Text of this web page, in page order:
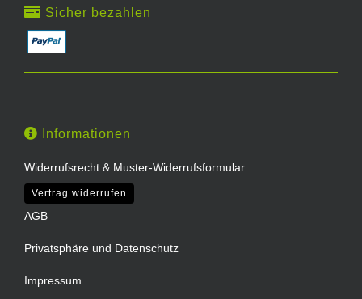
Sicher bezahlen
Informationen
Widerrufsrecht & Muster-Widerrufsformular
Vertrag widerrufen
AGB
Privatsphäre und Datenschutz
Impressum